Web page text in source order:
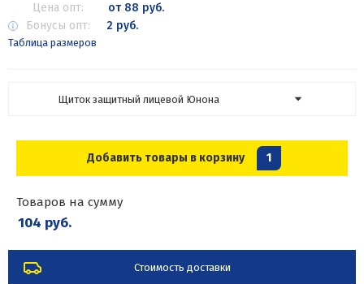
Цена опт:
от 88 руб.
Бонусы опт:
2 руб.
Таблица размеров
Щиток защитный лицевой Юнона
Добавить товары в корзину 1
Товаров на сумму
104 руб.
Стоимость доставки